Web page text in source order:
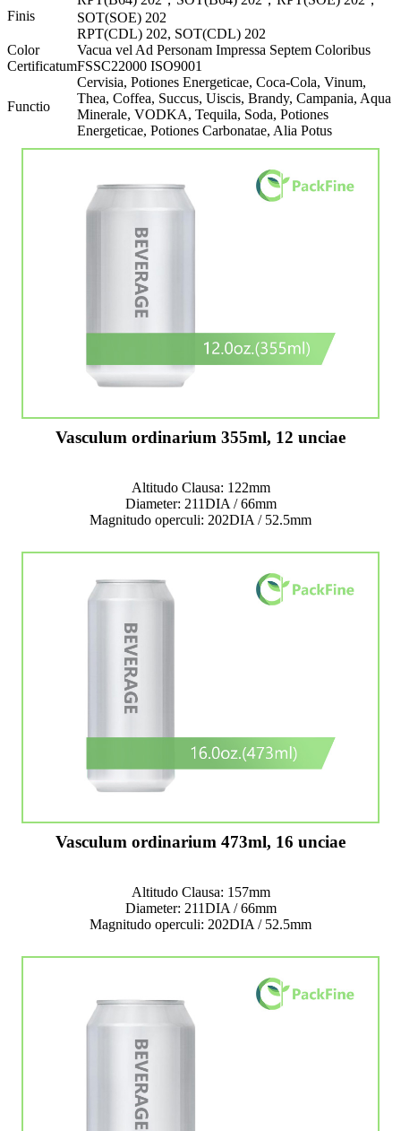
Finis
SOT(SOE) 202
RPT(CDL) 202, SOT(CDL) 202
Color
Vacua vel Ad Personam Impressa Septem Coloribus
CertificatumFSSC22000 ISO9001
Functio
Cervisia, Potiones Energeticae, Coca-Cola, Vinum,
Thea, Coffea, Succus, Uiscis, Brandy, Campania, Aqua
Minerale, VODKA, Tequila, Soda, Potiones
Energeticae, Potiones Carbonatae, Alia Potus
Vasculum ordinarium 355ml, 12 unciae
Altitudo Clausa: 122mm
Diameter: 211DIA / 66mm
Magnitudo operculi: 202DIA / 52.5mm
Vasculum ordinarium 473ml, 16 unciae
Altitudo Clausa: 157mm
Diameter: 211DIA / 66mm
Magnitudo operculi: 202DIA / 52.5mm